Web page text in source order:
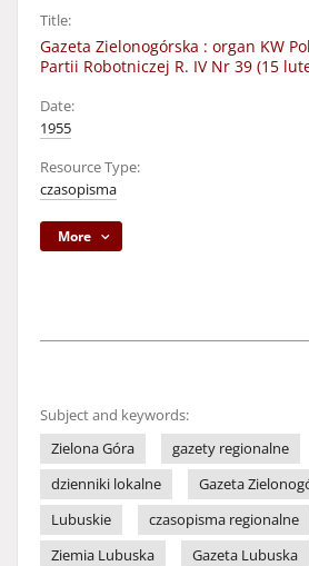
Title:
Gazeta Zielonogórska : organ KW
Partii Robotniczej R. IV Nr 39 (15
Date:
1955
Resource Type:
czasopisma
More
Subject and keywords:
Zielona Góra
gazety regionalne
dzienniki lokalne
Gazeta
Lubuskie
czasopisma regionalne
Ziemia Lubuska
Gazeta Lubuska